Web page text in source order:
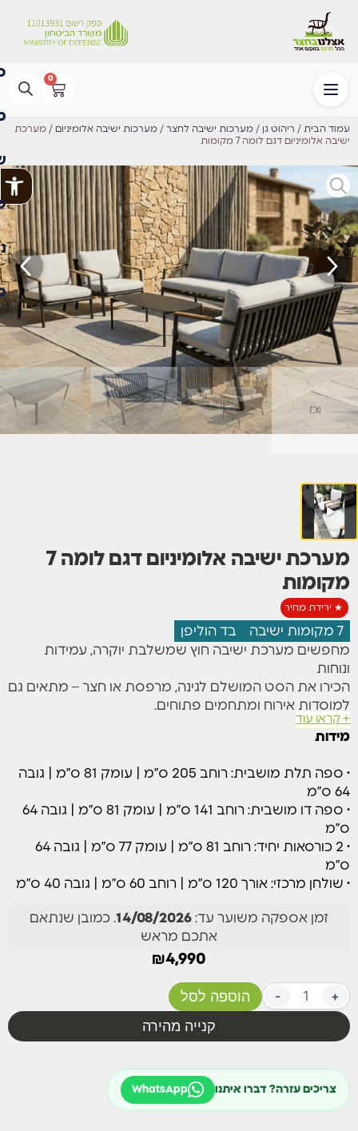
0
עמוד הבית / ריהוט גן / מערכות ישיבה לחצר / מערכות ישיבה אלומיניום / מערכת
ישיבה אלומיניום דגם לומה 7 מקומות
מערכת ישיבה אלומיניום דגם לומה 7
מקומות
★ ירידת מחיר
7 מקומות ישיבה
בד הוליפן
מחפשים מערכת ישיבה חוץ שמשלבת יוקרה, עמידות
ונוחות
הכירו את הסט המושלם לגינה, מרפסת או חצר – מתאים גם
למוסדות אירוח ומתחמים פתוחים.
הרכב המוצר:
שולחן מרכזי
• עיצוב מודרני עם קווים עגולים וזורמים
• שילוב ידיות מעץ טיק – טאץ’ כפרי טבעי
• שלדה מאלומיניום – חזקה, קלה, עמידה לחלודה
• שולחן מרכזי עם עיצוב CNC יוקרתי
במוסדות, אזורי קבלת פנים באולמות או מלונות
+ קראו עוד
מידות
• ספה תלת מושבית: רוחב 205 ס”מ | עומק 81 ס”מ | גובה
64 ס”מ
• ספה דו מושבית: רוחב 141 ס”מ | עומק 81 ס”מ | גובה 64
ס”מ
• 2 כורסאות יחיד: רוחב 81 ס”מ | עומק 77 ס”מ | גובה 64
ס”מ
• שולחן מרכזי: אורך 120 ס”מ | רוחב 60 ס”מ | גובה 40 ס”מ
זמן אספקה משוער עד: 14/08/2026. כמובן שנתאם
אתכם מראש
₪4,990
- +
הוספה לסל
קנייה מהירה
צריכים עזרה? דברו איתנו WhatsApp